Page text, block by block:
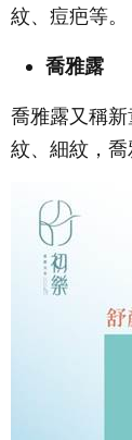
紋、痘疤等。
喬雅露
喬雅露又稱
紋、細紋，